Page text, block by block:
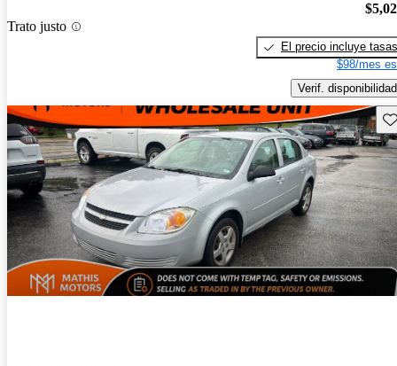
Trato justo
El precio incluye tasas
$98/mes
Verif. disponibilidad